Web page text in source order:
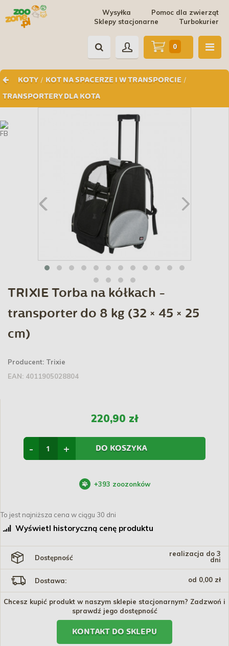
Pomoc dla zwierząt
Wysyłka
Turbokurier
Sklepy stacjonarne
KOTY / KOT NA SPACERZE I W TRANSPORCIE /
TRANSPORTERY DLA KOTA
0
TRIXIE Torba na kółkach -
transporter do 8 kg (32 × 45 × 25
cm)
Producent: Trixie
EAN: 4011905028804
220,90 zł
+
- DO KOSZYKA
+393 zoozonków
To jest najniższa cena w ciągu 30 dni
Wyświetl historyczną cenę produktu
Dostępność
realizacja do 3
dni
Dostawa: od 0,00 zł
Chcesz kupić produkt w naszym sklepie stacjonarnym? Zadzwoń i
sprawdź jego dostępność
KONTAKT DO SKLEPU